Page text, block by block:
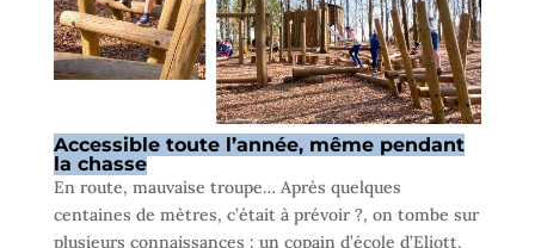
Accessible toute l’année, même pendant
la chasse
En route, mauvaise troupe… Après quelques
centaines de mètres, c’était à prévoir ?, on tombe sur
plusieurs connaissances : un copain d’école d’Eliott,